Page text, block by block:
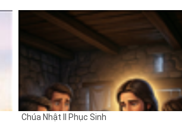
Chúa Nhật II Phục Sinh